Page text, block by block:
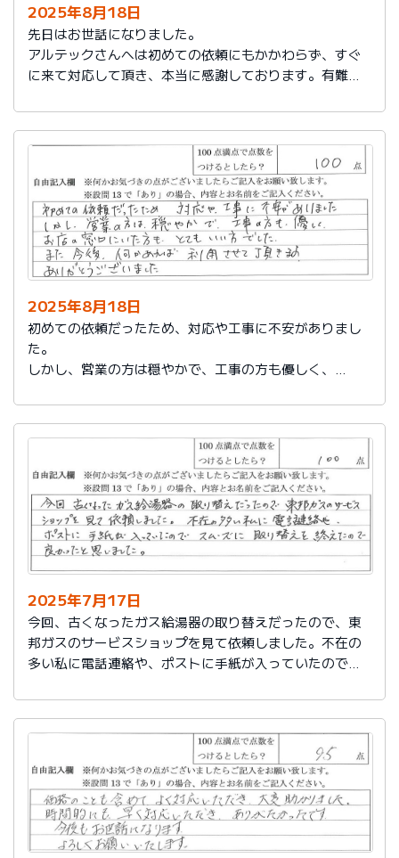
2025年8月18日
先日はお世話になりました。
アルテックさんへは初めての依頼にもかかわらず、すぐ
に来て対応して頂き、本当に感謝しております。有難う
2025年8月18日
初めての依頼だったため、対応や工事に不安がありまし
た。
しかし、営業の方は穏やかで、工事の方も優しく、
また今後、何かあれば利用させて頂きます。
ありがとうございました。
2025年7月17日
今回、古くなったガス給湯器の取り替えだったので、東
邦ガスのサービスショップを見て依頼しました。不在の
多い私に電話連絡や、ポストに手紙が入っていたので、
た。